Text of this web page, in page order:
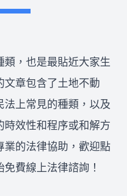
免費法律諮詢
，也是最貼近大家生
文章包含了土地不動
上常見的種類，以及
效性和程序或和解方
業的法律協助，歡迎點
費線上法律諮詢！